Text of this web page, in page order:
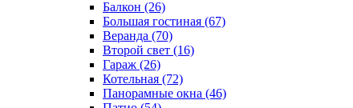
Балкон (26)
Большая гостиная (67)
Веранда (70)
Второй свет (16)
Гараж (26)
Котельная (72)
Панорамные окна (46)